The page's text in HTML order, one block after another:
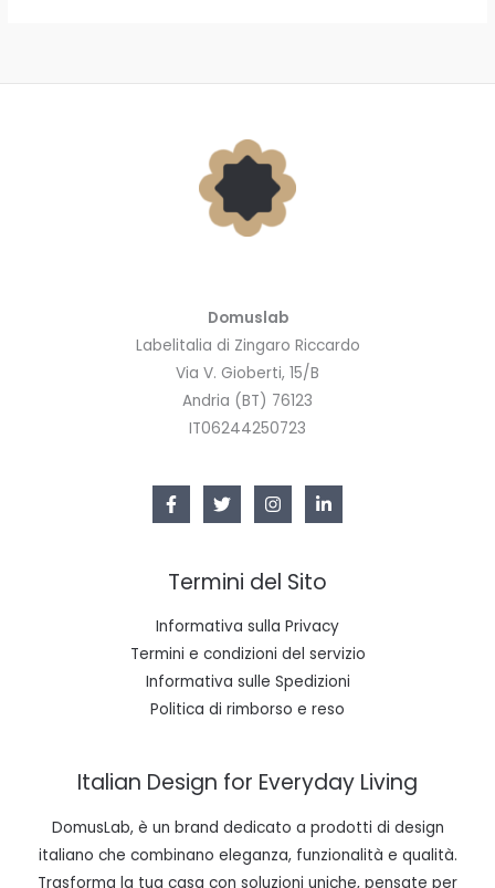
Domuslab
Labelitalia di Zingaro Riccardo
Via V. Gioberti, 15/B
Andria (BT) 76123
IT06244250723
Termini del Sito
Informativa sulla Privacy
Termini e condizioni del servizio
Informativa sulle Spedizioni
Politica di rimborso e reso
Italian Design for Everyday Living
DomusLab, è un brand dedicato a prodotti di design
italiano che combinano eleganza, funzionalità e qualità.
Trasforma la tua casa con soluzioni uniche, pensate per